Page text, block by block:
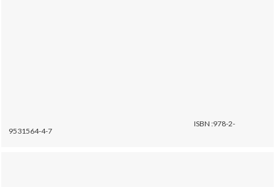
ISBN :978-2-
9531564-4-7